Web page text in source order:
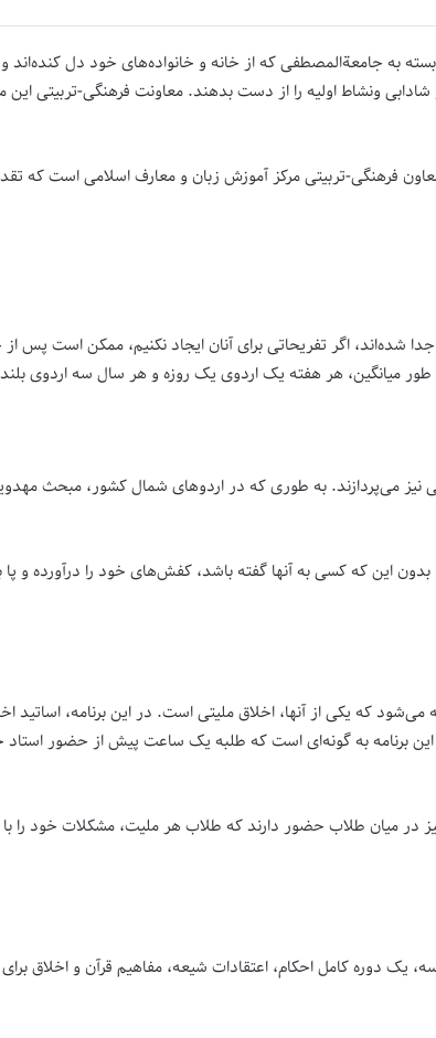
به جامعة‌المصطفی که از خانه و خانواده‌های خود دل کنده‌اند و
ونشاط اولیه را از دست بدهند. معاونت فرهنگی-تربیتی این
فرهنگی-تربیتی مرکز آموزش زبان و معارف اسلامی است که
شده‌اند، اگر تفریحاتی برای آنان ایجاد نکنیم، ممکن است
طور میانگین، هر هفته یک اردوی یک روزه و هر سال سه اردوی
نیز می‌پردازند. به طوری که در اردو‌های شمال کشور، مبحث
این که کسی به آنها گفته باشد، کفش‌های خود را درآورده و
که یکی از آنها، اخلاق ملیتی است. در این برنامه،
برنامه به گونه‌ای است که طلبه یک ساعت پیش از حضور
در میان طلاب حضور دارند که طلاب هر ملیت، مشکلات خود را
یک دوره کامل احکام، اعتقادات شیعه، مفاهیم قرآن و اخلاق